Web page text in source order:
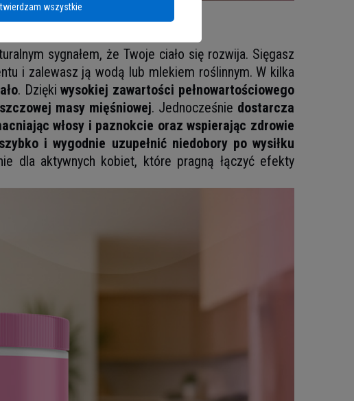
sygnałem, że Twoje ciało się rozwija. Sięgasz
i zalewasz ją wodą lub mlekiem roślinnym. W kilka
. Dziękiwysokiej zawartości pełnowartościowego
masy mięśniowej. Jednocześnie dostarcza
włosy i paznokcie oraz wspierając zdrowie
szybko i wygodnie uzupełnić niedobory po wysiłku
dla aktywnych kobiet, które pragną łączyć efekty
wszystkie